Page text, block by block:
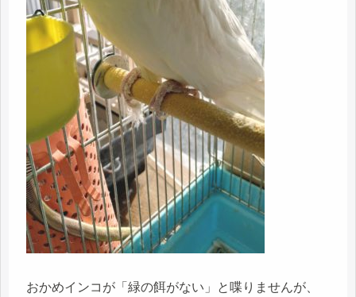
おかめインコが「緑の餌がない」と喋りませんが、